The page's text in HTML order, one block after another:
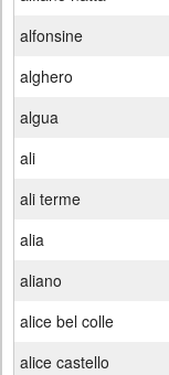
alfonsine
alghero
algua
ali
ali terme
alia
aliano
alice bel colle
alice castello